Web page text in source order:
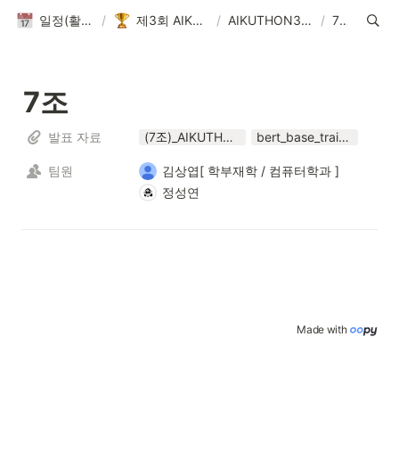
일정(활동 DB) / 제3회 AIKUTHON / AIKUTHON3 Result / 7조
7조
발표 자료 (7조)_AIKUTHON.pptx bert_base_train.ipynb
팀원
김상엽[ 학부재학 / 컴퓨터학과 ] ‍
정성연
Made with